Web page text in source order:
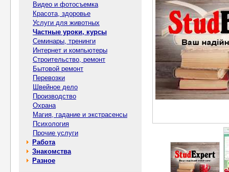
Видео и фотосъемка
Красота, здоровье
Услуги для животных
Частные уроки, курсы
Семинары, тренинги
Интернет и компьютеры
Строительство, ремонт
Бытовой ремонт
Перевозки
Швейное дело
Производство
Охрана
Магия, гадание и экстрасенсы
Психология
Прочие услуги
Работа
Знакомства
Разное